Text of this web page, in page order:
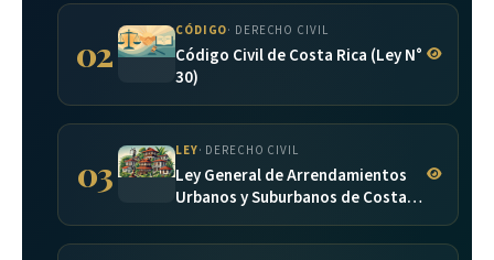
02
CÓDIGO· DERECHO CIVIL
Código Civil de Costa Rica (Ley N°
30)
03
LEY· DERECHO CIVIL
Ley General de Arrendamientos
Urbanos y Suburbanos de Costa
Rica (Ley N° 7527)